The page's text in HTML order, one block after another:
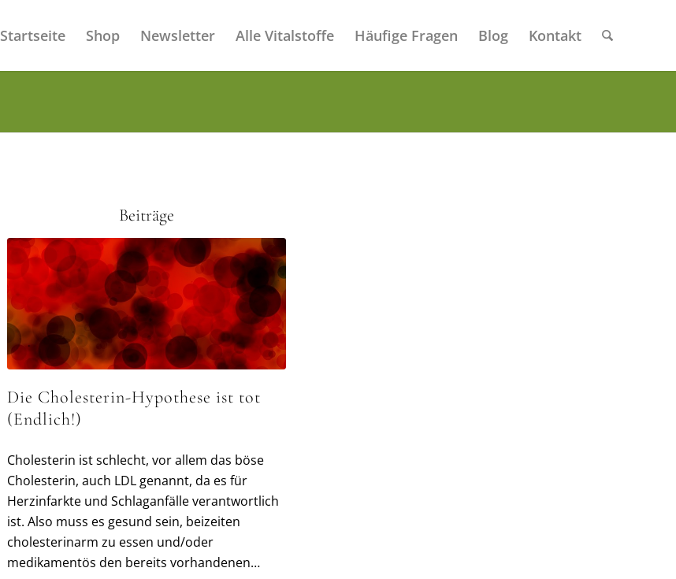
Startseite Shop Newsletter Alle Vitalstoffe Häufige Fragen Blog Kontakt
Beiträge
Die Cholesterin-Hypothese ist tot
(Endlich!)
Cholesterin ist schlecht, vor allem das böse
Cholesterin, auch LDL genannt, da es für
Herzinfarkte und Schlaganfälle verantwortlich
ist. Also muss es gesund sein, beizeiten
cholesterinarm zu essen und/oder
medikamentös den bereits vorhandenen…